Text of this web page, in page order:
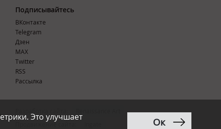
Это улучшает
Ок
Подписывайтесь
ВКонтакте
Telegram
Дзен
MAX
Тwitter
RSS
Рассылка
Продвижение сайта
12+